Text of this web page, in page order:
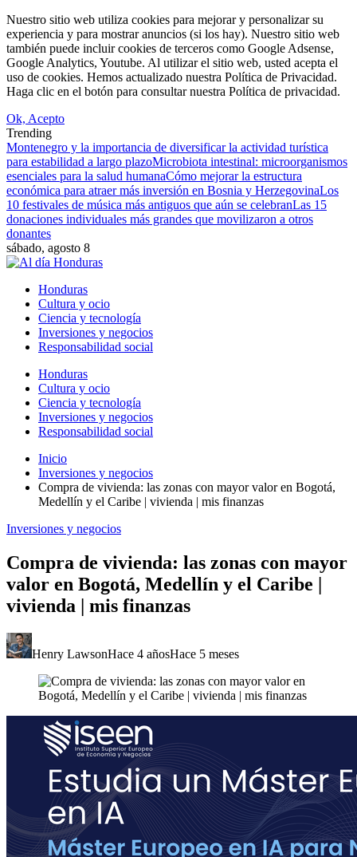
Nuestro sitio web utiliza cookies para mejorar y personalizar su
experiencia y para mostrar anuncios (si los hay). Nuestro sitio web
también puede incluir cookies de terceros como Google Adsense,
Google Analytics, Youtube. Al utilizar el sitio web, usted acepta el
uso de cookies. Hemos actualizado nuestra Política de Privacidad.
Haga clic en el botón para consultar nuestra Política de privacidad.
Ok, Acepto
Trending
Montenegro y la importancia de diversificar la actividad turística
para estabilidad a largo plazoMicrobiota intestinal: microorganismos
esenciales para la salud humanaCómo mejorar la estructura
económica para atraer más inversión en Bosnia y HerzegovinaLos
10 festivales de música más antiguos que aún se celebranLas 15
donaciones individuales más grandes que movilizaron a otros
donantes
sábado, agosto 8
Honduras
Cultura y ocio
Ciencia y tecnología
Inversiones y negocios
Responsabilidad social
Honduras
Cultura y ocio
Ciencia y tecnología
Inversiones y negocios
Responsabilidad social
Inicio
Inversiones y negocios
Compra de vivienda: las zonas con mayor valor en Bogotá,
Medellín y el Caribe | vivienda | mis finanzas
Inversiones y negocios
Compra de vivienda: las zonas con mayor
valor en Bogotá, Medellín y el Caribe |
vivienda | mis finanzas
Henry LawsonHace 4 añosHace 5 meses